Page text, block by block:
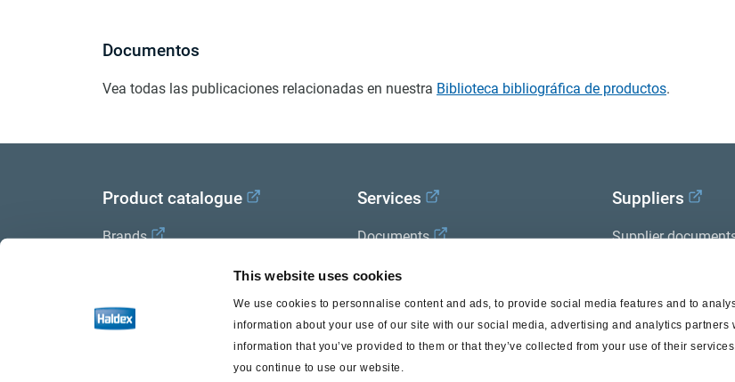
This website uses cookies
We use cookies to personnalise content and ads, to provide social media features and to
information about your use of our site with our social media, advertising and analytics partners
information that you’ve provided to them or that they’ve collected from your use of their
you continue to use our website.
Documentos
Vea todas las publicaciones relacionadas en nuestra Biblioteca bibliográfica de productos.
Product catalogue
Brands
Trailer Application Guide
General terms and conditions of
sale
Services
Documents
Haldex Academy
Suppliers
Supplier